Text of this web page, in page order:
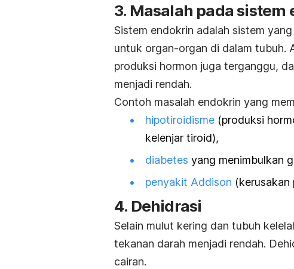
3. Masalah pada sistem
Sistem endokrin adalah sistem
untuk organ-organ di dalam tubuh.
produksi hormon juga terganggu,
menjadi rendah.
Contoh masalah endokrin yang
hipotiroidisme (produksi
kelenjar tiroid),
diabetes yang menimbulkan
penyakit Addison (kerusakan
4. Dehidrasi
Selain mulut kering dan tubuh
tekanan darah menjadi rendah.
cairan.